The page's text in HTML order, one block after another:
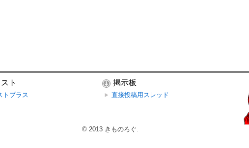
ト
トプラス
掲示板
直接投稿用スレッド
© 2013 きものろぐ.